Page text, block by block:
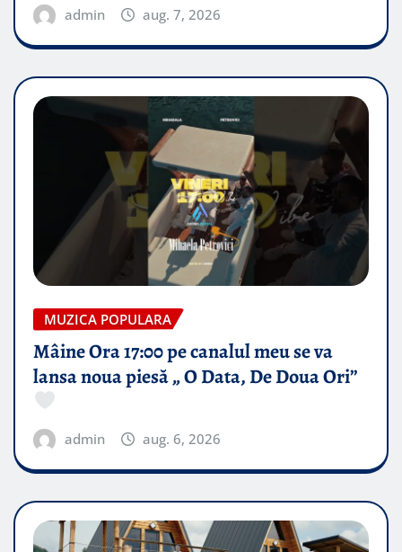
admin aug. 7, 2026
MUZICA POPULARA
Mâine Ora 17:00 pe canalul meu se va
lansa noua piesă „ O Data, De Doua Ori”
admin aug. 6, 2026